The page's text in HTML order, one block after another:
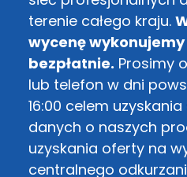
terenie całego kraju.
wycenę wykonujemy
bezpłatnie. Prosimy
lub telefon w dni
16:00 celem
danych o naszych
uzyskania oferty na
centralnego